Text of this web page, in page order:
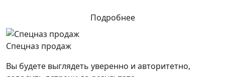
Подробнее
Спецназ продаж
Вы будете выглядеть уверенно и авторитетно,